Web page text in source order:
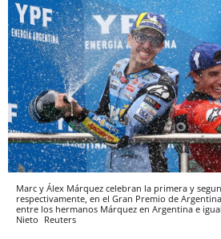
Marc y Álex Márquez celebran la primera y
respectivamente, en el Gran Premio de
entre los hermanos Márquez en Argentina e
Nieto Reuters